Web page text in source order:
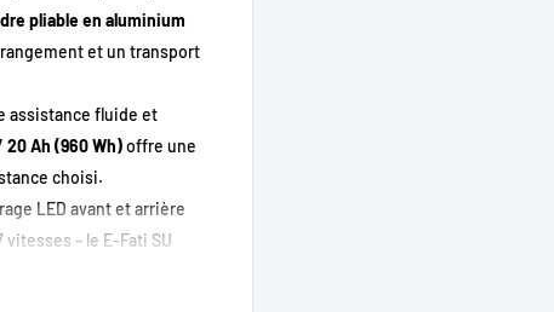
pliable en aluminium
et un transport
assistance fluide et
Ah (960 Wh)offre une
choisi.
LED avant et arrière
– le E-Fati SU